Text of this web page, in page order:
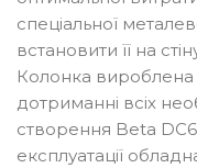
спеціальної
встановити її на
Колонка вироблена
дотриманні всіх
створення Beta
експлуатації